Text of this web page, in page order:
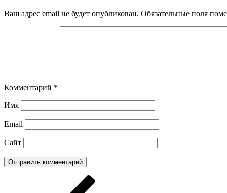
Ваш адрес email не будет опубликован. Обязательные поля
Комментарий *
Имя
Email
Сайт